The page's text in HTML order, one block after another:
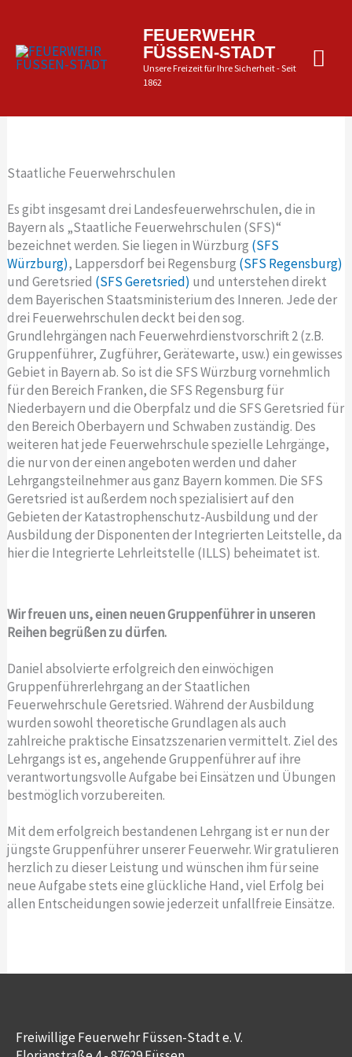
springen
FEUERWEHR
FÜSSEN-STADT
Unsere Freizeit für Ihre Sicherheit - Seit
1862
Staatliche Feuerwehrschulen
Es gibt insgesamt drei Landesfeuerwehrschulen, die in
Bayern als „Staatliche Feuerwehrschulen (SFS)“
bezeichnet werden. Sie liegen in Würzburg (SFS
Würzburg), Lappersdorf bei Regensburg (SFS Regensburg)
und Geretsried (SFS Geretsried) und unterstehen direkt
dem Bayerischen Staatsministerium des Inneren. Jede der
drei Feuerwehrschulen deckt bei den sog.
Grundlehrgängen nach Feuerwehrdienstvorschrift 2 (z.B.
Gruppenführer, Zugführer, Gerätewarte, usw.) ein gewisses
Gebiet in Bayern ab. So ist die SFS Würzburg vornehmlich
für den Bereich Franken, die SFS Regensburg für
Niederbayern und die Oberpfalz und die SFS Geretsried für
den Bereich Oberbayern und Schwaben zuständig. Des
weiteren hat jede Feuerwehrschule spezielle Lehrgänge,
die nur von der einen angeboten werden und daher
Lehrgangsteilnehmer aus ganz Bayern kommen. Die SFS
Geretsried ist außerdem noch spezialisiert auf den
Gebieten der Katastrophenschutz-Ausbildung und der
Ausbildung der Disponenten der Integrierten Leitstelle, da
hier die Integrierte Lehrleitstelle (ILLS) beheimatet ist.
Wir freuen uns, einen neuen Gruppenführer in unseren
Reihen begrüßen zu dürfen.
Daniel absolvierte erfolgreich den einwöchigen
Gruppenführerlehrgang an der Staatlichen
Feuerwehrschule Geretsried. Während der Ausbildung
wurden sowohl theoretische Grundlagen als auch
zahlreiche praktische Einsatzszenarien vermittelt. Ziel des
Lehrgangs ist es, angehende Gruppenführer auf ihre
verantwortungsvolle Aufgabe bei Einsätzen und Übungen
bestmöglich vorzubereiten.
Mit dem erfolgreich bestandenen Lehrgang ist er nun der
jüngste Gruppenführer unserer Feuerwehr. Wir gratulieren
herzlich zu dieser Leistung und wünschen ihm für seine
neue Aufgabe stets eine glückliche Hand, viel Erfolg bei
allen Entscheidungen sowie jederzeit unfallfreie Einsätze.
Freiwillige Feuerwehr Füssen-Stadt e. V.